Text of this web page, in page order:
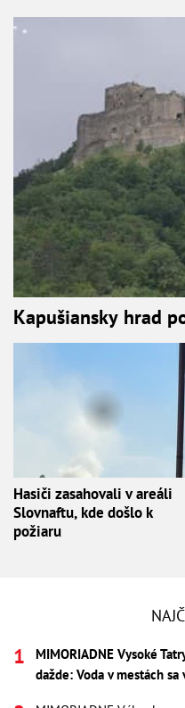
Kapušiansky hrad
Hasiči zasahovali v areáli
Slovnaftu, kde došlo k
požiaru
MIMORIADNE Vysoké
dažde: Voda v mestách